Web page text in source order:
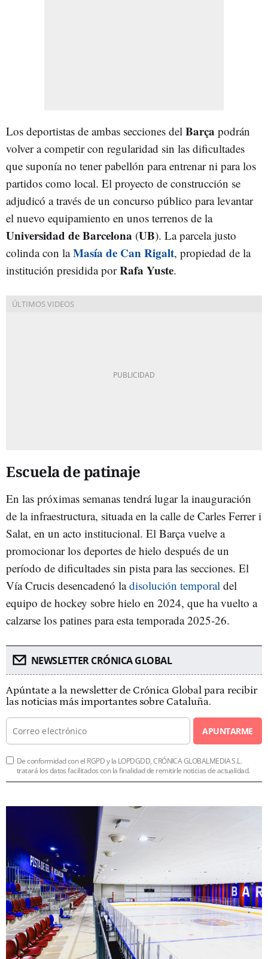
Los deportistas de ambas secciones del Barça podrán
volver a competir con regularidad sin las dificultades
que suponía no tener pabellón para entrenar ni para los
partidos como local. El proyecto de construcción se
adjudicó a través de un concurso público para levantar
el nuevo equipamiento en unos terrenos de la
Universidad de Barcelona (UB). La parcela justo
colinda con laMasía de Can Rigalt, propiedad de la
institución presidida porRafa Yuste.
Escuela de patinaje
En las próximas semanas tendrá lugar la inauguración
de la infraestructura, situada en la calle de Carles Ferrer i
Salat, en un acto institucional. El Barça vuelve a
promocionar los deportes de hielo después de un
período de dificultades sin pista para las secciones. El
Vía Crucis desencadenó ladisolución temporal del
equipo de hockey sobre hielo en 2024, que ha vuelto a
calzarse los patines para esta temporada 2025-26.
NEWSLETTER CRÓNICA GLOBAL
Apúntate a la newsletter de Crónica Global para recibir
las noticias más importantes sobre Cataluña.
APUNTARME
De conformidad con el RGPD y la LOPDGDD, CRÓNICA GLOBALMEDIA S.L.
tratará los datos facilitados con la finalidad de remitirle noticias de actualidad.